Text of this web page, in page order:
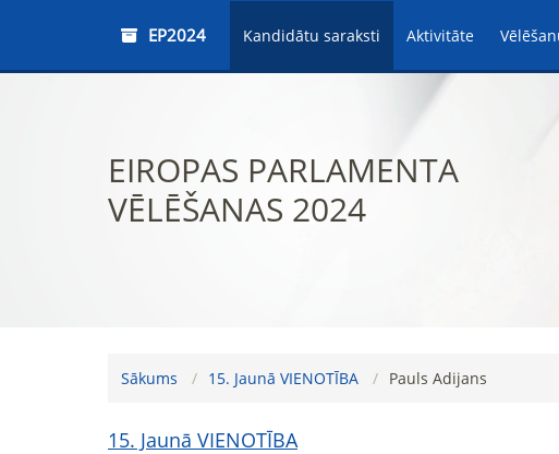
EP2024 Kandidātu saraksti Aktivitāte
EIROPAS PARLAMENTA
VĒLĒŠANAS 2024
Sākums 15. Jaunā VIENOTĪBA Pauls Adijans
15. Jaunā VIENOTĪBA